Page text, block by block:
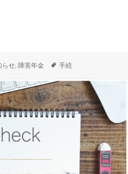
らせ,障害年金
タ
手続